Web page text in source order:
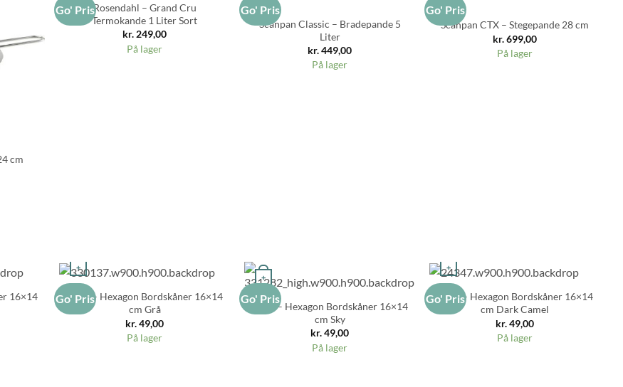
cm
Go' PrisRosendahl – Grand Cru
Termokande 1 Liter Sort
kr. 249,00
På lager
Go' Pris
Scanpan Classic – Bradepande 5
Liter
kr.449,00
På lager
Go' Pris
Scanpan CTX – Stegepande 28 cm
kr.699,00
På lager
16×14
Go' Pris
+
Zone – Hexagon Bordskåner 16×14
cm Grå
kr.49,00
På lager
Go' Pris
+
Zone – Hexagon Bordskåner 16×14
cm Sky
kr.49,00
På lager
Go' Pris
+
Zone – Hexagon Bordskåner 16×14
cm Dark Camel
kr.49,00
På lager